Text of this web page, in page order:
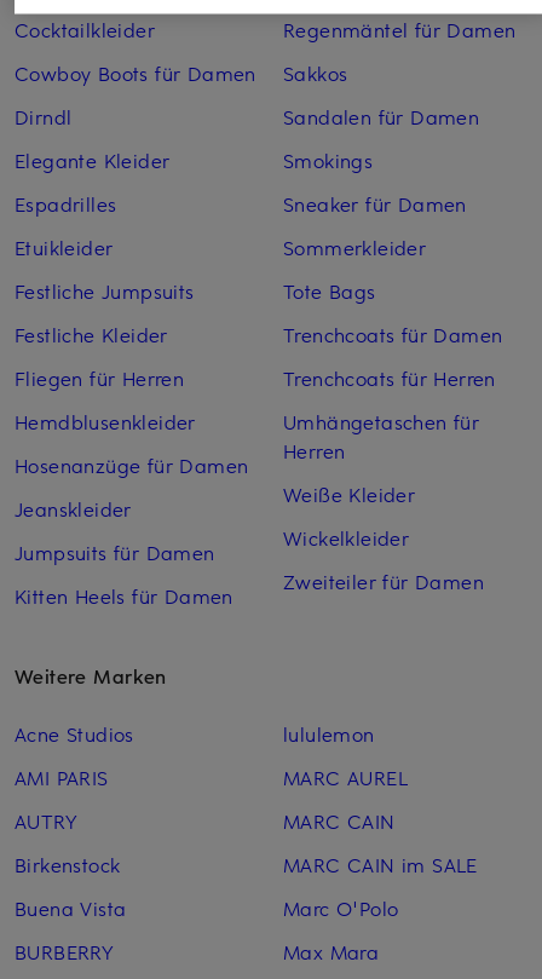
Cocktailkleider
Cowboy Boots für Damen
Dirndl
Elegante Kleider
Espadrilles
Etuikleider
Festliche Jumpsuits
Festliche Kleider
Fliegen für Herren
Hemdblusenkleider
Hosenanzüge für Damen
Jeanskleider
Jumpsuits für Damen
Kitten Heels für Damen
Regenmäntel für Damen
Sakkos
Sandalen für Damen
Smokings
Sneaker für Damen
Sommerkleider
Tote Bags
Trenchcoats für Damen
Trenchcoats für Herren
Umhängetaschen für
Herren
Weiße Kleider
Wickelkleider
Zweiteiler für Damen
Weitere Marken
Acne Studios
AMI PARIS
AUTRY
Birkenstock
Buena Vista
BURBERRY
lululemon
MARC AUREL
MARC CAIN
MARC CAIN im SALE
Marc O'Polo
Max Mara